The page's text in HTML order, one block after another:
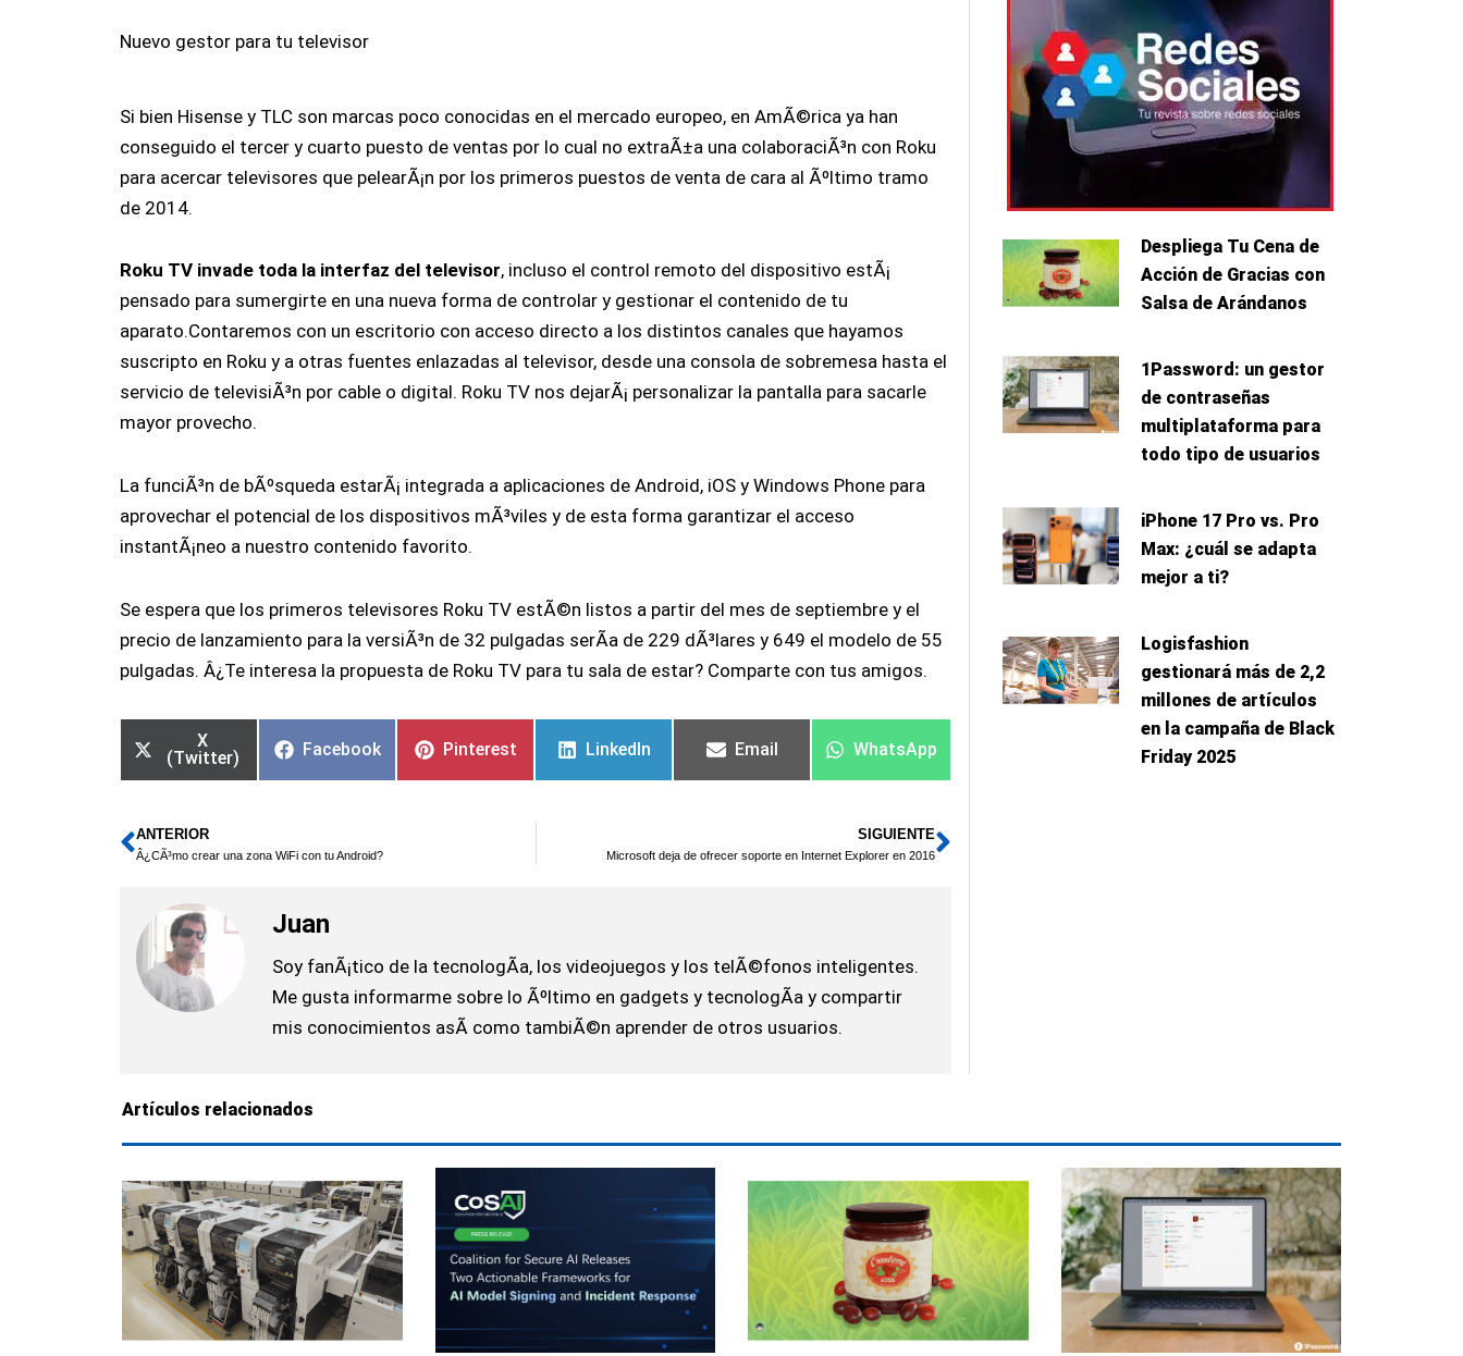
Nuevo gestor para tu televisor
Si bien Hisense y TLC son marcas poco conocidas en el mercado europeo, en AmÃ©rica ya han
conseguido el tercer y cuarto puesto de ventas por lo cual no extraÃ±a una colaboraciÃ³n con Roku
para acercar televisores que pelearÃ¡n por los primeros puestos de venta de cara al Ãºltimo tramo
de 2014.
Roku TV invade toda la interfaz del televisor, incluso el control remoto del dispositivo estÃ¡
pensado para sumergirte en una nueva forma de controlar y gestionar el contenido de tu
aparato.Contaremos con un escritorio con acceso directo a los distintos canales que hayamos
suscripto en Roku y a otras fuentes enlazadas al televisor, desde una consola de sobremesa hasta el
servicio de televisiÃ³n por cable o digital. Roku TV nos dejarÃ¡ personalizar la pantalla para sacarle
mayor provecho.
La funciÃ³n de bÃºsqueda estarÃ¡ integrada a aplicaciones de Android, iOS y Windows Phone para
aprovechar el potencial de los dispositivos mÃ³viles y de esta forma garantizar el acceso
instantÃ¡neo a nuestro contenido favorito.
Se espera que los primeros televisores Roku TV estÃ©n listos a partir del mes de septiembre y el
precio de lanzamiento para la versiÃ³n de 32 pulgadas serÃ­a de 229 dÃ³lares y 649 el modelo de 55
pulgadas. Â¿Te interesa la propuesta de Roku TV para tu sala de estar? Comparte con tus amigos.
X
(Twitter)
Facebook Pinterest LinkedIn Email WhatsApp
Ant
ANTERIOR
Â¿CÃ³mo crear una zona WiFi con tu Android?
SIGUIENTE
Microsoft deja de ofrecer soporte en Internet Explorer en 2016Siguiente
Juan
Soy fanÃ¡tico de la tecnologÃ­a, los videojuegos y los telÃ©fonos inteligentes.
Me gusta informarme sobre lo Ãºltimo en gadgets y tecnologÃ­a y compartir
mis conocimientos asÃ­ como tambiÃ©n aprender de otros usuarios.
Despliega Tu Cena de
Acción de Gracias con
Salsa de Arándanos
1Password: un gestor
de contraseñas
multiplataforma para
todo tipo de usuarios
iPhone 17 Pro vs. Pro
Max: ¿cuál se adapta
mejor a ti?
Logisfashion
gestionará más de 2,2
millones de artículos
en la campaña de Black
Friday 2025
Artículos relacionados